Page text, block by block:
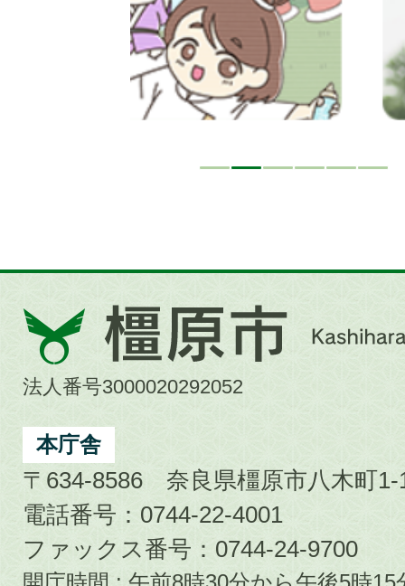
橿
原
市
City
法人番号3000020292052
本庁舎
〒634-8586 奈良県橿原市八木町1-
電話番号：0744-22-4001
ファックス番号：0744-24-9700